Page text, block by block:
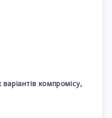
компромісу,